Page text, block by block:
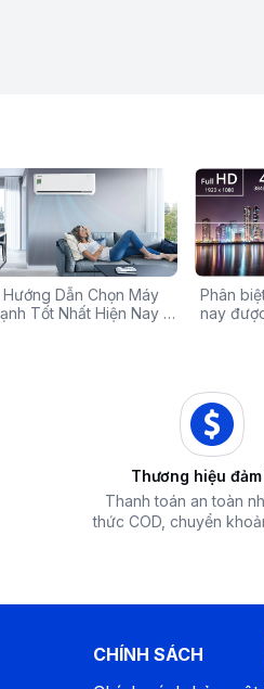
Hãng Giá Rẻ –
Ưu Đãi Chỉ Có Tại
Tivi sale
Cơ hội sở
Hướng Dẫn Chọn Máy
Tốt Nhất Hiện Nay –
Phân
nay
Thương hiệu
Thanh toán an toàn
thức COD, chuyển
CHÍNH SÁCH